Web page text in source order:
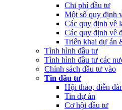
Chi phí đầu tư
Một số quy định
Các quy định về
Các quy định về
Triển khai dự án
Tình hình đầu tư
Tình hình đầu tư các
Chính sách đầu tư vào
Tin đầu tư
Hội thảo, diễn
Tin dự án
Cơ hội đầu tư